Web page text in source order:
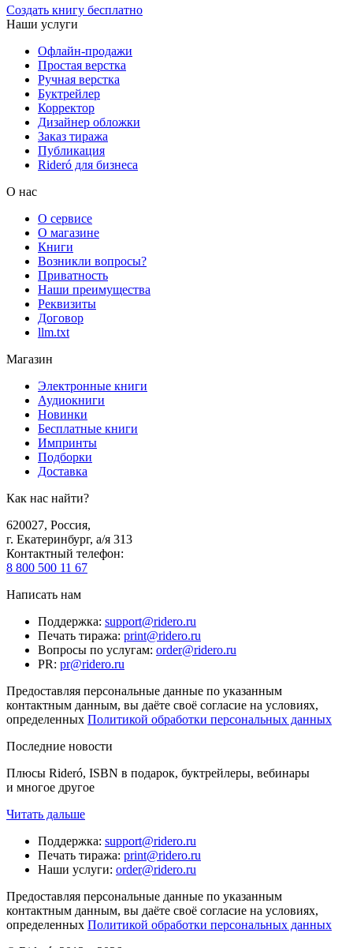
Создать книгу бесплатно
Наши услуги
Офлайн-продажи
Простая верстка
Ручная верстка
Буктрейлер
Корректор
Дизайнер обложки
Заказ тиража
Публикация
Rideró для бизнеса
О нас
О сервисе
О магазине
Книги
Возникли вопросы?
Приватность
Наши преимущества
Реквизиты
Договор
llm.txt
Магазин
Электронные книги
Аудиокниги
Новинки
Бесплатные книги
Импринты
Подборки
Доставка
Как нас найти?
620027, Россия,
г. Екатеринбург, а/я 313
Контактный телефон:
8 800 500 11 67
Написать нам
Поддержка: support@ridero.ru
Печать тиража: print@ridero.ru
Вопросы по услугам: order@ridero.ru
PR: pr@ridero.ru
Предоставляя персональные данные по указанным
контактным данным, вы даёте своё согласие на условиях,
определенных Политикой обработки персональных данных
Последние новости
Плюсы Rideró, ISBN в подарок, буктрейлеры, вебинары
и многое другое
Читать дальше
Поддержка: support@ridero.ru
Печать тиража: print@ridero.ru
Наши услуги: order@ridero.ru
Предоставляя персональные данные по указанным
контактным данным, вы даёте своё согласие на условиях,
определенных Политикой обработки персональных данных